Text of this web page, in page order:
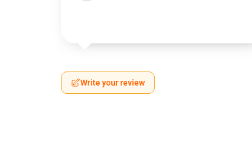
Write your review